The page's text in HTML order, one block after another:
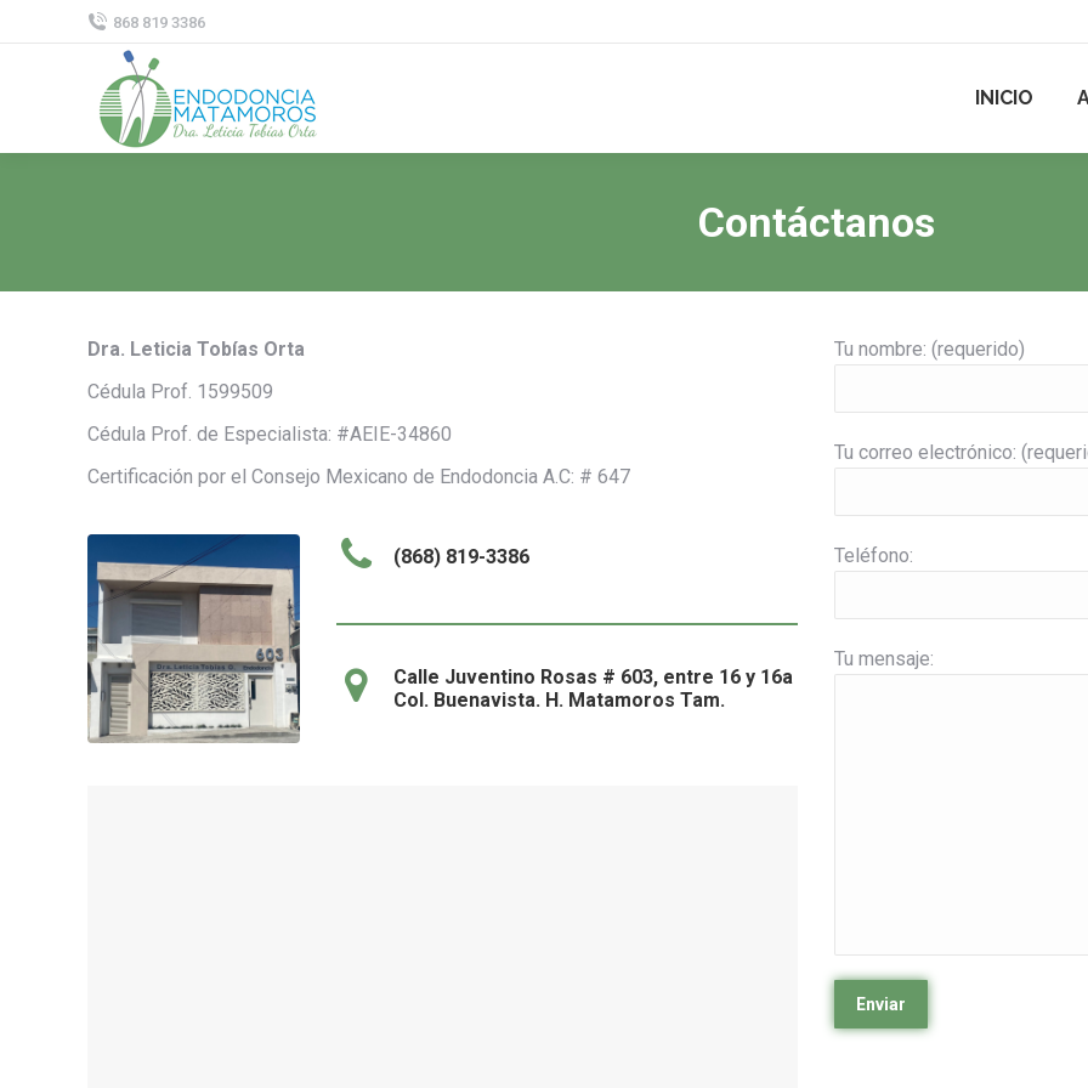
868 819 3386
INICIO
Contáctanos
Dra. Leticia Tobías Orta
Cédula Prof. 1599509
Cédula Prof. de Especialista: #AEIE-34860
Certificación por el Consejo Mexicano de Endodoncia A.C: # 647
(868) 819-3386
Calle Juventino Rosas # 603, entre 16 y 16a
Col. Buenavista. H. Matamoros Tam.
Tu nombre: (requerido)
Tu correo electrónico:
Teléfono:
Tu mensaje: